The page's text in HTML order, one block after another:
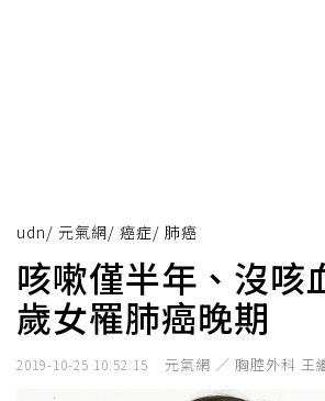
udn/ 元氣網/ 癌症/ 肺癌
咳嗽僅半年、沒咳
歲女罹肺癌晚期
2019-10-25 10:52:15 元氣網 ／ 胸腔外科 王